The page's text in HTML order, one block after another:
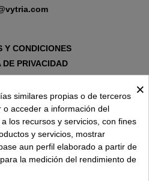
Y CONDICIONES
DE PRIVACIDAD
LEGAL
DE COOKIES
VYTRIA
×
similares propias o de terceros
acceder a información del
los recursos y servicios, con fines
y servicios, mostrar
aun perfil elaborado a partir de
la medición del rendimiento de